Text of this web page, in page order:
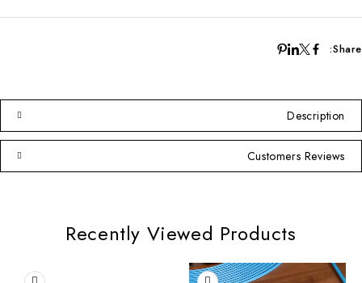
Share:
Description
Customers Reviews
Recently Viewed Products